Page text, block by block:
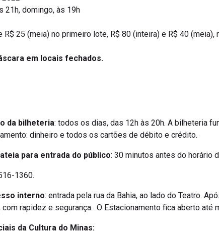
21h, domingo, às 19h
R$ 25 (meia) no primeiro lote, R$ 80 (inteira) e R$ 40
em locais fechados.
da bilheteria: todos os dias, das 12h às 20h. A bilheteria
dinheiro e todos os cartões de débito e crédito.
para entrada do público: 30 minutos antes do horário
1360.
interno: entrada pela rua da Bahia, ao lado do Teatro.
rapidez e segurança. O Estacionamento fica aberto até
da Cultura do Minas: